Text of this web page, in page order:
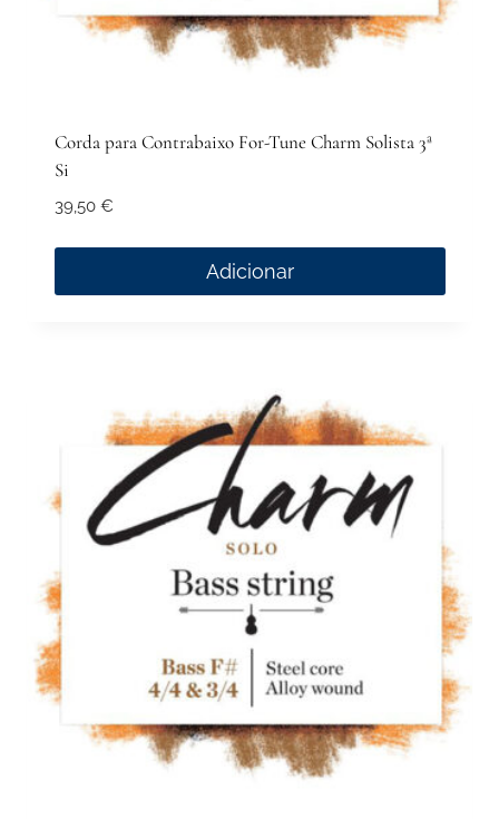
Corda para Contrabaixo For-Tune Charm Solista 3ª
Si
39,50 €
Adicionar